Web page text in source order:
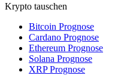
Krypto tauschen
Bitcoin Prognose
Cardano Prognose
Ethereum Prognose
Solana Prognose
XRP Prognose